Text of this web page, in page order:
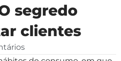
segredo
clientes